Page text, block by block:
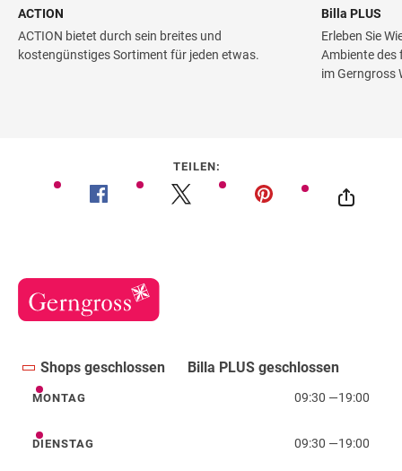
ACTION
ACTION bietet durch sein breites und
kostengünstiges Sortiment für jeden etwas.
Billa PLUS
Erleben Sie
Ambiente des
im Gerngross
TEILEN:
Shops geschlossen Billa PLUS geschlossen
Montag
MONTAG 09:30 —19:00
Dienstag
DIENSTAG 09:30 —19:00